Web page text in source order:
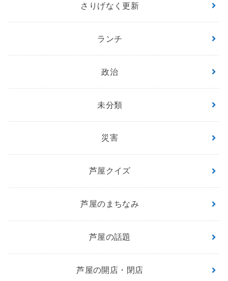
さりげなく更新
ランチ
政治
未分類
災害
芦屋クイズ
芦屋のまちなみ
芦屋の話題
芦屋の開店・閉店